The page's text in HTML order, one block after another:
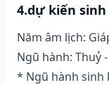
4.dự kiến sinh
Năm âm lịch:
Ngũ hành: Thuỷ
* Ngũ hành sinh